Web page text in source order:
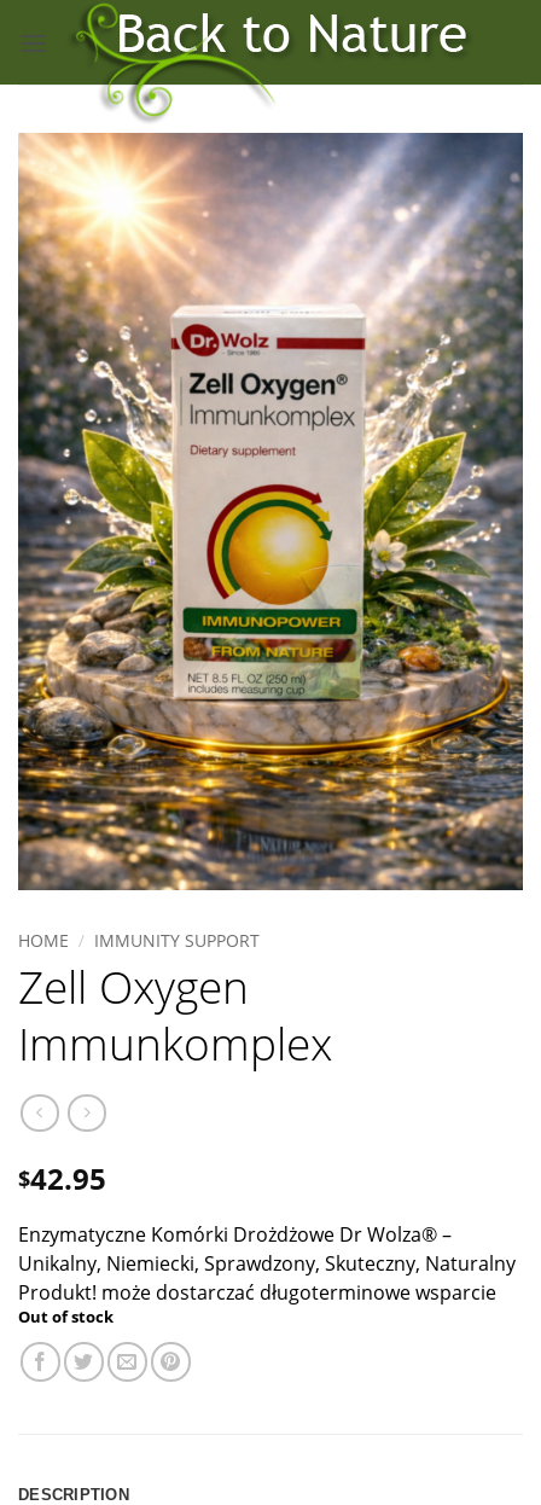
HOME / IMMUNITY SUPPORT
Zell Oxygen
Immunkomplex
$42.95
Enzymatyczne Komórki Drożdżowe Dr Wolza® –
Unikalny, Niemiecki, Sprawdzony, Skuteczny, Naturalny
Produkt! może dostarczać długoterminowe wsparcie
Out of stock
DESCRIPTION